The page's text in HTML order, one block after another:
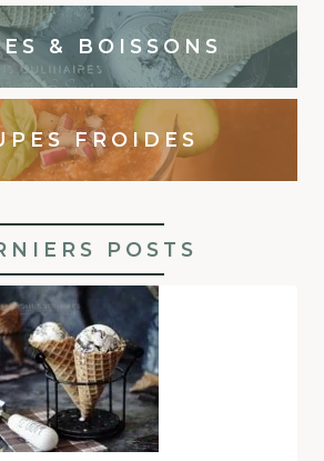
& BOISSONS
FROIDES
POSTS